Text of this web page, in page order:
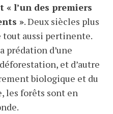
l’un des premiers
». Deux siècles plus
tout aussi pertinente.
prédation d’une
et d’autre
biologique et du
les forêts sont en